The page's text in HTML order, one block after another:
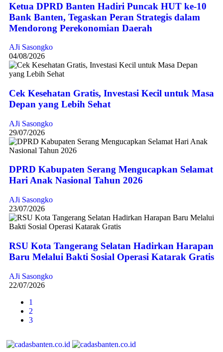
Ketua DPRD Banten Hadiri Puncak HUT ke-10
Bank Banten, Tegaskan Peran Strategis dalam
Mendorong Perekonomian Daerah
AJi Sasongko
04/08/2026
Cek Kesehatan Gratis, Investasi Kecil untuk Masa
Depan yang Lebih Sehat
AJi Sasongko
29/07/2026
DPRD Kabupaten Serang Mengucapkan Selamat
Hari Anak Nasional Tahun 2026
AJi Sasongko
23/07/2026
RSU Kota Tangerang Selatan Hadirkan Harapan
Baru Melalui Bakti Sosial Operasi Katarak Gratis
AJi Sasongko
22/07/2026
1
2
3